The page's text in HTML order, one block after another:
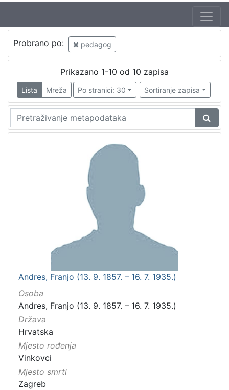
Probrano po: pedagog
Prikazano 1-10 od 10 zapisa
Lista Mreža Po stranici: 30 Sortiranje zapisa
Andres, Franjo (13. 9. 1857. – 16. 7. 1935.)
Osoba
Andres, Franjo (13. 9. 1857. – 16. 7. 1935.)
Država
Hrvatska
Mjesto rođenja
Vinkovci
Mjesto smrti
Zagreb